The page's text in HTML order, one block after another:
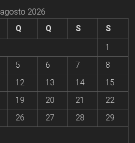
agosto 2026
Q Q S
S
1
5 6 7
8
12 13 14
15
19 20 21
22
26 27 28
29